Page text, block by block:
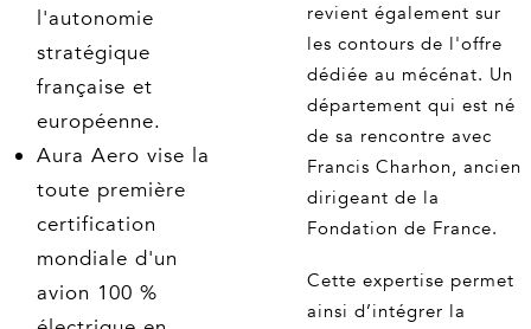
revient également sur
les contours de l'offre
dédiée au mécénat. Un
département qui est né
de sa rencontre avec
Francis Charhon, ancien
dirigeant de la
Fondation de France.
Cette expertise permet
ainsi d’intégrer la
l'autonomie
stratégique
française et
européenne.
Aura Aero vise la
toute première
certification
mondiale d'un
avion 100 %